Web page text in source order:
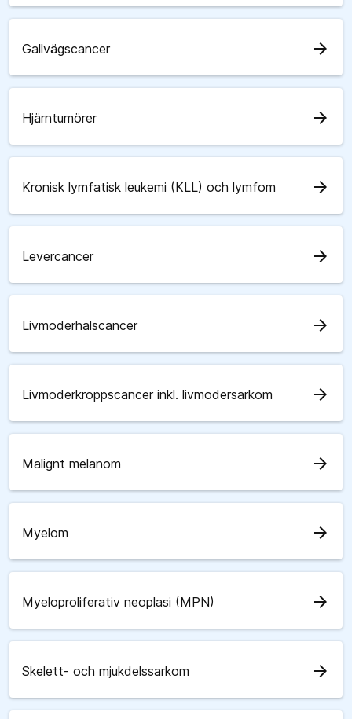
Gallvägscancer arrow_forward
Hjärntumörer arrow_forward
Kronisk lymfatisk leukemi (KLL) och lymfom arrow_forward
Levercancer arrow_forward
Livmoderhalscancer arrow_forward
Livmoderkroppscancer inkl. livmodersarkom arrow_forward
Malignt melanom arrow_forward
Myelom arrow_forward
Myeloproliferativ neoplasi (MPN) arrow_forward
Skelett- och mjukdelssarkom arrow_forward